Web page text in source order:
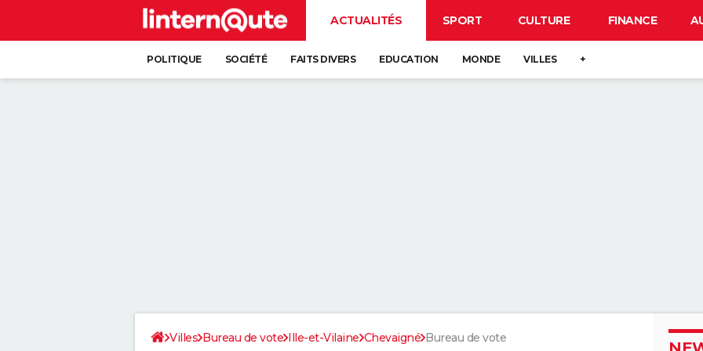
ACTUALITÉS SPORT CULTURE FINANCE
POLITIQUE SOCIÉTÉ FAITS DIVERS EDUCATION MONDE VILLES +
Villes Bureau de vote Ille-et-Vilaine Chevaigné Bureau de vote